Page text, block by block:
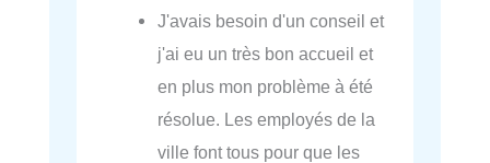
J'avais besoin d'un conseil et
j'ai eu un très bon accueil et
en plus mon problème à été
résolue. Les employés de la
ville font tous pour que les